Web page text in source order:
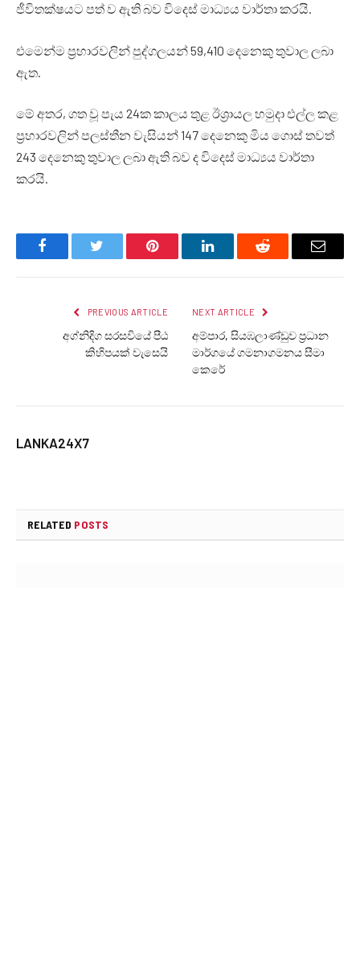
ජීවිතක්ෂයට පත් ව ඇති බව විදෙස් මාධ්‍යය වාර්තා කරයි.
එමෙන්ම ප්‍රහාරවලින් පුද්ගලයන් 59,410 දෙනෙකු තුවාල ලබා
ඇත.
මේ අතර, ගත වූ පැය 24ක කාලය තුළ ඊශ්‍රායල හමුදා එල්ල කළ
ප්‍රහාරවලින් පලස්තීන වැසියන් 147 දෙනෙකු මිය ගොස් තවත්
243 දෙනෙකු තුවාල ලබා ඇති බව ද විදෙස් මාධ්‍යය වාර්තා
කරයි.
FacebookTwitter Pinterest LinkedInReddit Email
PREVIOUS ARTICLE
අග්නිදිග සරසවියේ පීඨ
කිහිපයක් වැසෙයි
NEXT ARTICLE
අම්පාර, සියඹලාණ්ඩුව ප්‍රධාන
මාර්ගයේ ගමනාගමනය සීමා
කෙරේ
LANKA24X7
RELATED POSTS